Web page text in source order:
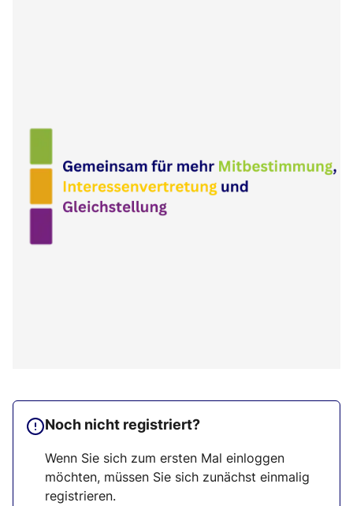
Noch nicht registriert?
Wenn Sie sich zum ersten Mal einloggen
möchten, müssen Sie sich zunächst einmalig
registrieren.